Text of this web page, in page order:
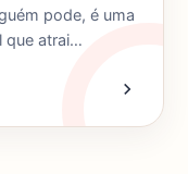
pode, é uma
que atrai…